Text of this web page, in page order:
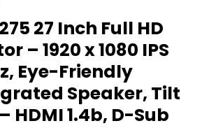
27 Inch Full HD
– 1920 x 1080 IPS
Eye-Friendly
Speaker, Tilt
HDMI 1.4b, D-Sub